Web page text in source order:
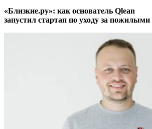
«Близкие.ру»: как основатель Qlean
запустил стартап по уходу за